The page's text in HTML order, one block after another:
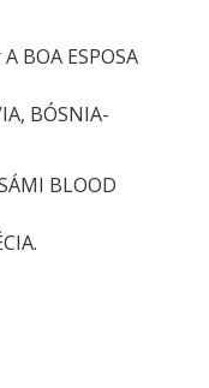
BOA ESPOSA
BÓSNIA-
BLOOD